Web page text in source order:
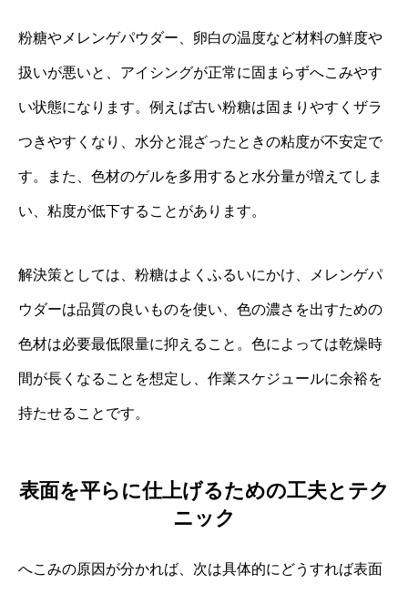
粉糖やメレンゲパウダー、卵白の温度など材料の鮮度や
扱いが悪いと、アイシングが正常に固まらずへこみやす
い状態になります。例えば古い粉糖は固まりやすくザラ
つきやすくなり、水分と混ざったときの粘度が不安定で
す。また、色材のゲルを多用すると水分量が増えてしま
い、粘度が低下することがあります。
解決策としては、粉糖はよくふるいにかけ、メレンゲパ
ウダーは品質の良いものを使い、色の濃さを出すための
色材は必要最低限量に抑えること。色によっては乾燥時
間が長くなることを想定し、作業スケジュールに余裕を
持たせることです。
表面を平らに仕上げるための工夫とテク
ニック
へこみの原因が分かれば、次は具体的にどうすれば表面